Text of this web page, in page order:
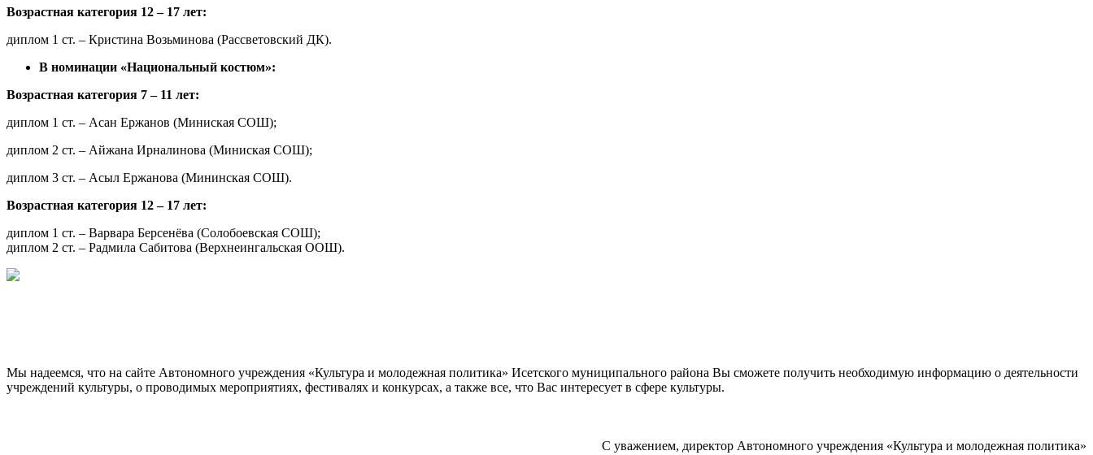
Возрастная категория 12 – 17 лет:
диплом 1 ст. – Кристина Возьминова (Рассветовский ДК).
В номинации «Национальный костюм»:
Возрастная категория 7 – 11 лет:
диплом 1 ст. – Асан Ержанов (Миниская СОШ);
диплом 2 ст. – Айжана Ирналинова (Миниская СОШ);
диплом 3 ст. – Асыл Ержанова (Мининская СОШ).
Возрастная категория 12 – 17 лет:
диплом 1 ст. – Варвара Берсенёва (Солобоевская СОШ);
диплом 2 ст. – Радмила Сабитова (Верхнеингальская ООШ).
Мы надеемся, что на сайте Автономного учреждения «Культура и молодежная политика» Исетского муниципального района Вы сможете получить необходимую информацию о деятельности
учреждений культуры, о проводимых мероприятиях, фестивалях и конкурсах, а также все, что Вас интересует в сфере культуры.
С уважением, директор Автономного учреждения «Культура и молодежная политика»